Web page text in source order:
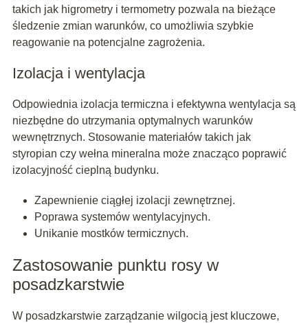
takich jak higrometry i termometry pozwala na bieżące
śledzenie zmian warunków, co umożliwia szybkie
reagowanie na potencjalne zagrożenia.
Izolacja i wentylacja
Odpowiednia izolacja termiczna i efektywna wentylacja są
niezbędne do utrzymania optymalnych warunków
wewnętrznych. Stosowanie materiałów takich jak
styropian czy wełna mineralna może znacząco poprawić
izolacyjność cieplną budynku.
Zapewnienie ciągłej izolacji zewnętrznej.
Poprawa systemów wentylacyjnych.
Unikanie mostków termicznych.
Zastosowanie punktu rosy w
posadzkarstwie
W posadzkarstwie zarządzanie wilgocią jest kluczowe,